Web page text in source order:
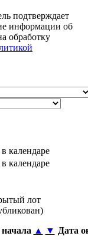
подтверждает
информации об
обработку
лот
▲ ▼ Дата